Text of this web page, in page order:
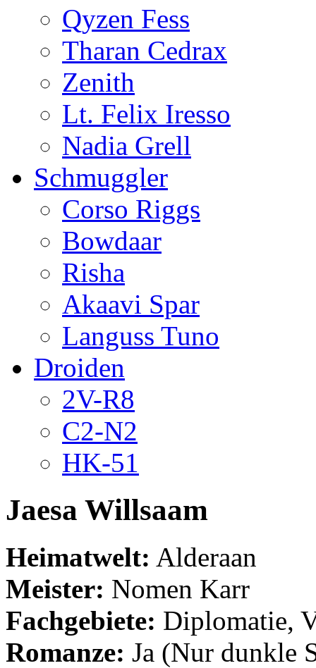
Qyzen Fess
Tharan Cedrax
Zenith
Lt. Felix Iresso
Nadia Grell
Schmuggler
Corso Riggs
Bowdaar
Risha
Akaavi Spar
Languss Tuno
Droiden
2V-R8
C2-N2
HK-51
Jaesa Willsaam
Heimatwelt: Alderaan
Meister: Nomen Karr
Fachgebiete: Diplomatie,
Romanze: Ja (Nur dunkle